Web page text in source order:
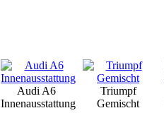
Audi A6
Innenausstattung
Triumpf
Gemischt